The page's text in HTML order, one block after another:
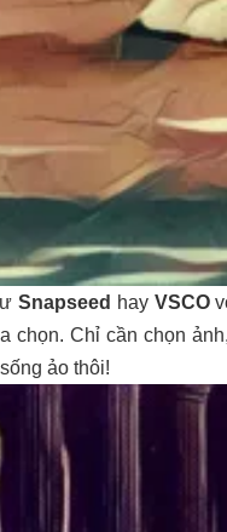
Snapseed hay VSCO
chọn. Chỉ cần chọn
ảo thôi!